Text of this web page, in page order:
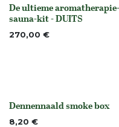
None
De ultieme aromatherapie-
sauna-kit - DUITS
270,00 €
None
Dennennaald smoke box
8,20 €